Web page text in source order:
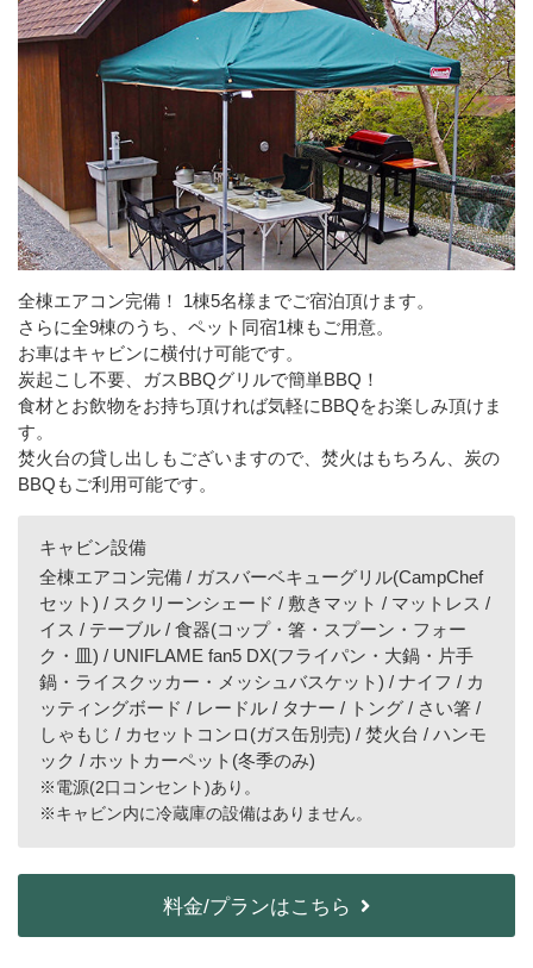
全棟エアコン完備！ 1棟5名様までご宿泊頂けます。
さらに全9棟のうち、ペット同宿1棟もご用意。
お車はキャビンに横付け可能です。
炭起こし不要、ガスBBQグリルで簡単BBQ！
食材とお飲物をお持ち頂ければ気軽にBBQをお楽しみ頂けま
す。
焚火台の貸し出しもございますので、焚火はもちろん、炭の
BBQもご利用可能です。
キャビン設備
全棟エアコン完備 / ガスバーベキューグリル(CampChef
セット) / スクリーンシェード / 敷きマット / マットレス /
イス / テーブル / 食器(コップ・箸・スプーン・フォー
ク・皿) / UNIFLAME fan5 DX(フライパン・大鍋・片手
鍋・ライスクッカー・メッシュバスケット) / ナイフ / カ
ッティングボード / レードル / タナー / トング / さい箸 /
しゃもじ / カセットコンロ(ガス缶別売) / 焚火台 / ハンモ
ック / ホットカーペット(冬季のみ)
※電源(2口コンセント)あり。
※キャビン内に冷蔵庫の設備はありません。
料金/プランはこちら